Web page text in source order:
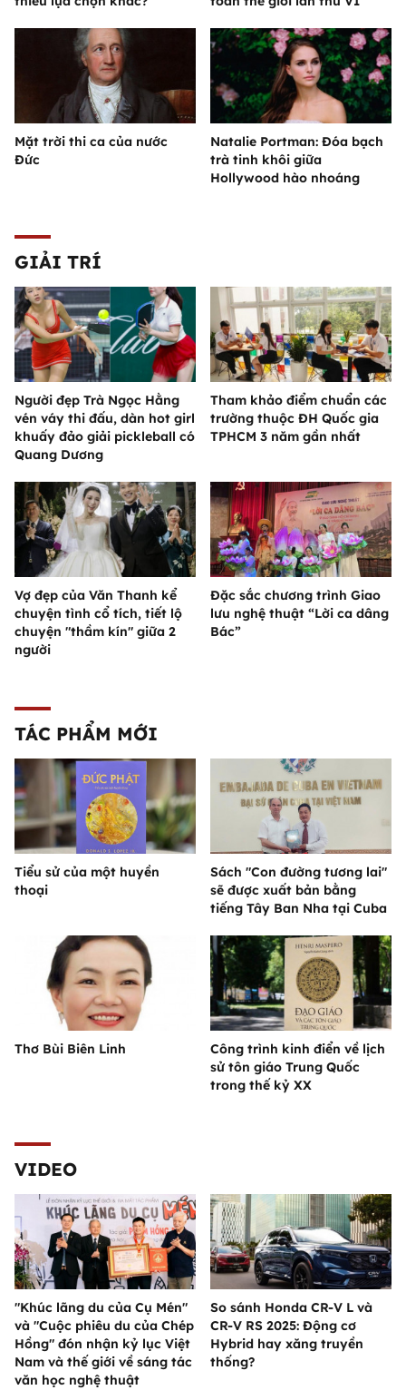
Mặt trời thi ca của nước
Đức
Natalie Portman: Đóa bạch
trà tinh khôi giữa
Hollywood hào nhoáng
GIẢI TRÍ
Người đẹp Trà Ngọc Hằng
vén váy thi đấu, dàn hot girl
khuấy đảo giải pickleball có
Quang Dương
Tham khảo điểm chuẩn các
trường thuộc ĐH Quốc gia
TPHCM 3 năm gần nhất
Vợ đẹp của Văn Thanh kể
chuyện tình cổ tích, tiết lộ
chuyện "thầm kín" giữa 2
người
Đặc sắc chương trình Giao
lưu nghệ thuật “Lời ca dâng
Bác”
TÁC PHẨM MỚI
Tiểu sử của một huyền
thoại
Sách "Con đường tương lai"
sẽ được xuất bản bằng
tiếng Tây Ban Nha tại Cuba
Thơ Bùi Biên Linh
Công trình kinh điển về lịch
sử tôn giáo Trung Quốc
trong thế kỷ XX
VIDEO
"Khúc lãng du của Cụ Mén"
và "Cuộc phiêu du của Chép
Hồng" đón nhận kỷ lục Việt
Nam và thế giới về sáng tác
văn học nghệ thuật
So sánh Honda CR-V L và
CR-V RS 2025: Động cơ
Hybrid hay xăng truyền
thống?